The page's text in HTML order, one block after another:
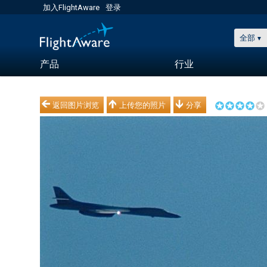
加入FlightAware 登录
全部
产品 行业
返回图片浏览 上传您的照片 分享